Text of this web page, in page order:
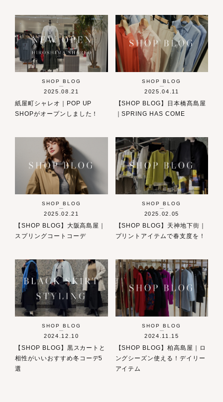
SHOP BLOG
2025.08.21
紙屋町シャレオ｜POP UP
SHOPがオープンしました！
SHOP BLOG
2025.04.11
【SHOP BLOG】日本橋髙島屋
｜SPRING HAS COME
SHOP BLOG
2025.02.21
【SHOP BLOG】大阪高島屋｜
スプリングコートコーデ
SHOP BLOG
2025.02.05
【SHOP BLOG】天神地下街｜
プリントアイテムで春支度を！
SHOP BLOG
2024.12.10
【SHOP BLOG】黒スカートと
相性がいいおすすめ冬コーデ5
選
SHOP BLOG
2024.11.15
【SHOP BLOG】柏高島屋｜ロ
ングシーズン使える！デイリー
アイテム